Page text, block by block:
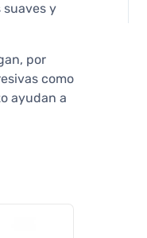
suaves y
por
como
ayudan a